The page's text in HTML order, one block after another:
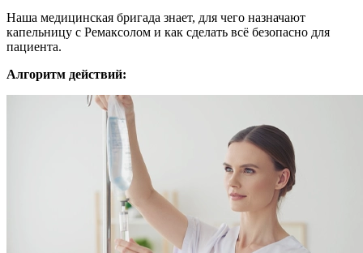
Наша медицинская бригада знает, для чего назначают
капельницу с Ремаксолом и как сделать всё безопасно для
пациента.
Алгоритм действий: